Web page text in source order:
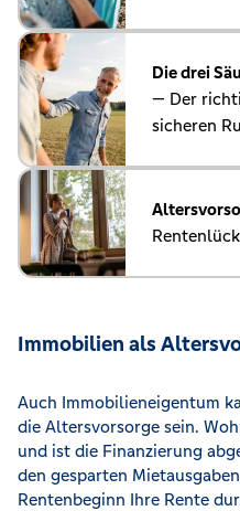
Die drei
— Der
sicheren
Immobilien als
Auch Immobilieneigentum
die Altersvorsorge sein.
und ist die Finanzierung
den gesparten
Rentenbeginn Ihre Rente